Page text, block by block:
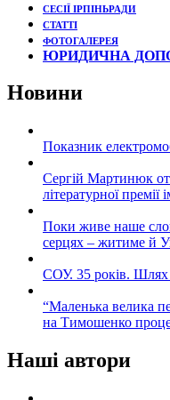
СЕСІЇ ІРПІНЬРАДИ
СТАТТІ
ФОТОГАЛЕРЕЯ
ЮРИДИЧНА
Новини
Показник
Сергій Мартинюк
літературної
Поки живе наше
серцях – житиме й
СОУ. 35 років. Шлях
“Маленька велика
на Тимошенко
Наші автори